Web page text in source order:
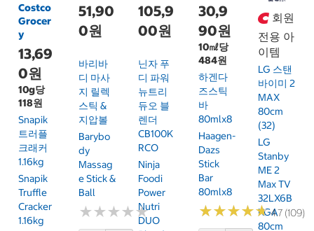
Costco
Grocer
y
13,69
0원
10g당
118원
Snapik
트러플
크래커
1.16kg
Snapik
Truffle
Cracker
1.16kg
51,90
0원
바리바
디 마사
지 릴렉
스틱 &
지압볼
Barybo
Dy
Massag
E Stick &
Ball
★★★★★
★★★★★
105,9
00원
닌자 푸
디 파워
뉴트리
듀오 블
렌더
CB100K
RCO
Ninja
Foodi
Power
Nutri
DUO
30,9
90원
10㎖당
484원
하겐다
즈스틱
바
80mlx8
Haagen-
Dazs
Stick
Bar
80mlx8
★★★★★
★★★★★4.7 (109)
회원
전용 아
이템
LG 스탠
바이미 2
MAX
80cm
(32)
LG
Stanby
ME 2
Max TV
32LX6B
KGA
80cm